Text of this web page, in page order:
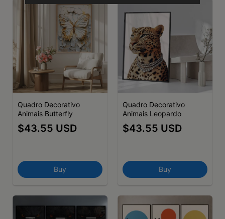
Quadro Decorativo
Animais Butterfly
$43.55 USD
Buy
Quadro Decorativo
Animais Leopardo
$43.55 USD
Buy